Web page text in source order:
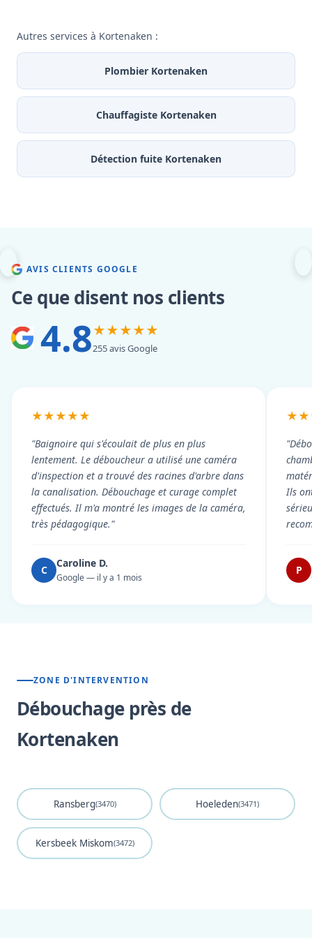
Autres services à Kortenaken :
Plombier Kortenaken
Chauffagiste Kortenaken
Détection fuite Kortenaken
AVIS CLIENTS GOOGLE
Ce que disent nos clients
4.8★★★★★
255 avis Google
★★★★★
"Baignoire qui s'écoulait de plus en plus
lentement. Le déboucheur a utilisé une caméra
d'inspection et a trouvé des racines d'arbre dans
la canalisation. Débouchage et curage complet
effectués. Il m'a montré les images de la caméra,
très pédagogique."
C
Caroline D.
Google — il y a 1 mois
Ils
P
ZONE D'INTERVENTION
Débouchage près de
Kortenaken
Ransberg(3470) Hoeleden(3471)
Kersbeek Miskom(3472)